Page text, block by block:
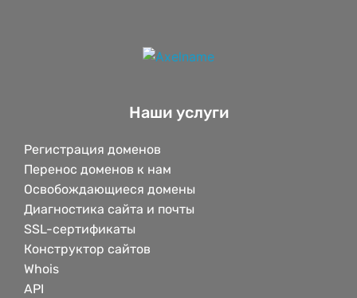
Наши услуги
Регистрация доменов
Перенос доменов к нам
Освобождающиеся домены
Диагностика сайта и почты
SSL-сертификаты
Конструктор сайтов
Whois
API